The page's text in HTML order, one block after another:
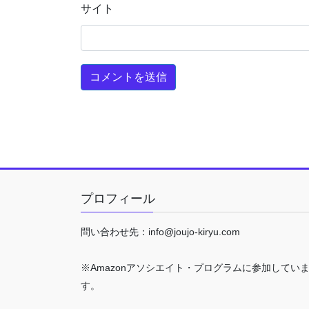
サイト
プロフィール
問い合わせ先：info@joujo-kiryu.com
※Amazonアソシエイト・プログラムに参加していま
す。